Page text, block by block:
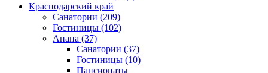
Краснодарский край
Санатории (209)
Гостиницы (102)
Анапа (37)
Санатории (37)
Гостиницы (10)
Пансионаты